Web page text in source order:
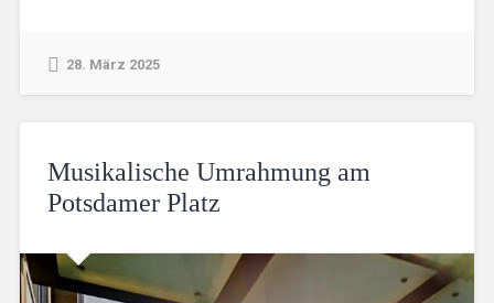
28. März 2025
Musikalische Umrahmung am
Potsdamer Platz